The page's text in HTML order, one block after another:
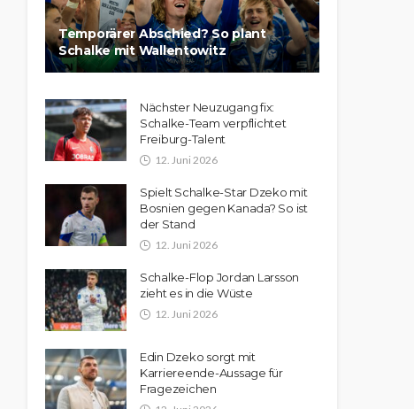
Temporärer Abschied? So plant
Schalke mit Wallentowitz
Nächster Neuzugang fix:
Schalke-Team verpflichtet
Freiburg-Talent
12. Juni 2026
Spielt Schalke-Star Dzeko mit
Bosnien gegen Kanada? So ist
der Stand
12. Juni 2026
Schalke-Flop Jordan Larsson
zieht es in die Wüste
12. Juni 2026
Edin Dzeko sorgt mit
Karriereende-Aussage für
Fragezeichen